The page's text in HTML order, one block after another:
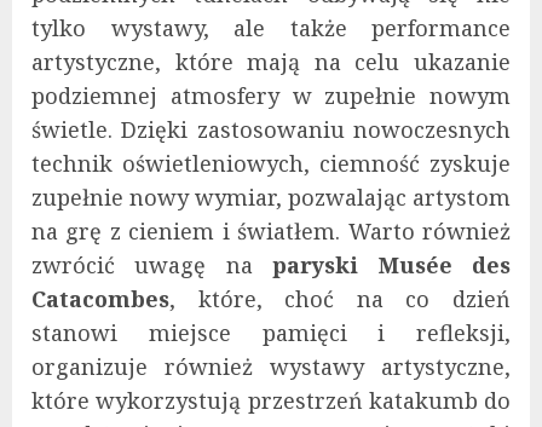
tylko wystawy, ale także performance
artystyczne, które mają na celu ukazanie
podziemnej atmosfery w zupełnie nowym
świetle. Dzięki zastosowaniu nowoczesnych
technik oświetleniowych, ciemność zyskuje
zupełnie nowy wymiar, pozwalając artystom
na grę z cieniem i światłem. Warto również
zwrócić uwagę naparyski Musée des
Catacombes, które, choć na co dzień
stanowi miejsce pamięci i refleksji,
organizuje również wystawy artystyczne,
które wykorzystują przestrzeń katakumb do